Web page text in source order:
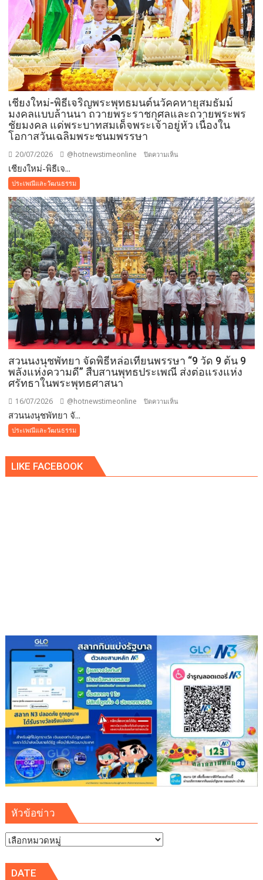
แห่ง
เสริม
สิริ
มงคล
ใน
เทศกาล
เข้า
พรรษา
เชียงใหม่-พิธีเจริญพระพุทธมนต์นวัคคหายุสมธัมม์
มงคลแบบล้านนา ถวายพระราชกุศลและถวายพระพร
ชัยมงคล แด่พระบาทสมเด็จพระเจ้าอยู่หัว เนื่องใน
โอกาสวันเฉลิมพระชนมพรรษา
20/07/2026 @hotnewstimeonline ปิดความเห็น
พระพุทธ
มนต์
นวัค
คหา
ยุ
สม
ธัมม์
มงคล
แบบ
ล้าน
นา
ถวาย
พระ
ราช
สมเด็จ
เชียงใหม่-พิธีเจ...
ประเพณีและวัฒนธรรม
สวนนงนุชพัทยา จัดพิธีหล่อเทียนพรรษา “9 วัด 9 ต้น 9
พลังแห่งความดี” สืบสานพุทธประเพณี ส่งต่อแรงแห่ง
ศรัทธาในพระพุทธศาสนา
16/07/2026 @hotnewstimeonline ปิดความเห็น
หล่อ
พุทธ
ประเพณี
ส่ง
ต่อ
แรง
แห่ง
ศรัทธา
ใน
พระพุทธ
ศาสนา
สวนนงนุชพัทยา จั...
ประเพณีและวัฒนธรรม
LIKE FACEBOOK
หัวข้อข่าว
หัวข้อ
DATE